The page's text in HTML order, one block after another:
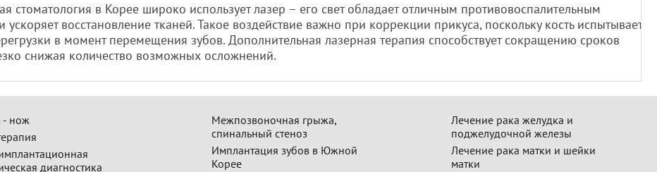
стоматология в Корее широко использует лазер – его свет обладает отличным противовоспалительным
ускоряет восстановление тканей. Такое воздействие важно при коррекции прикуса, поскольку кость испытывает
в момент перемещения зубов. Дополнительная лазерная терапия способствует сокращению сроков
снижая количество возможных осложнений.
- нож
диагностика
Межпозвоночная грыжа,
спинальный стеноз
Имплантация зубов в Южной
Корее
Лечение рака желудка и
поджелудочной железы
Лечение рака матки и шейки
матки